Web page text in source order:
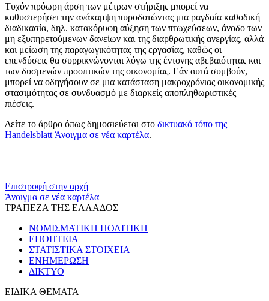
Τυχόν πρόωρη άρση των μέτρων στήριξης μπορεί να
καθυστερήσει την ανάκαμψη πυροδοτώντας μια ραγδαία καθοδική
διαδικασία, δηλ. κατακόρυφη αύξηση των πτωχεύσεων, άνοδο των
μη εξυπηρετούμενων δανείων και της διαρθρωτικής ανεργίας, αλλά
και μείωση της παραγωγικότητας της εργασίας, καθώς οι
επενδύσεις θα συρρικνώνονται λόγω της έντονης αβεβαιότητας και
των δυσμενών προοπτικών της οικονομίας. Εάν αυτά συμβούν,
μπορεί να οδηγήσουν σε μια κατάσταση μακροχρόνιας οικονομικής
στασιμότητας σε συνδυασμό με διαρκείς αποπληθωριστικές
πιέσεις.
Δείτε το άρθρο όπως δημοσιεύεται στο δικτυακό τόπο της
Handelsblatt Άνοιγμα σε νέα καρτέλα.
Επιστροφή στην αρχή
Άνοιγμα σε νέα καρτέλα
ΤΡΑΠΕΖΑ ΤΗΣ ΕΛΛΑΔΟΣ
ΝΟΜΙΣΜΑΤΙΚΗ ΠΟΛΙΤΙΚΗ
ΕΠΟΠΤΕΙΑ
ΣΤΑΤΙΣΤΙΚΑ ΣΤΟΙΧΕΙΑ
ΕΝΗΜΕΡΩΣΗ
ΔΙΚΤΥΟ
ΕΙΔΙΚΑ ΘΕΜΑΤΑ